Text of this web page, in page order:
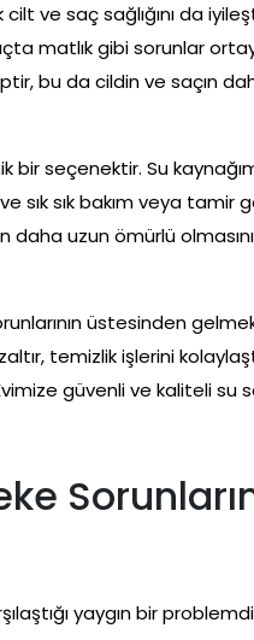
ve saç sağlığını da
matlık gibi sorunlar
bu da cildin ve saçın
bir seçenektir. Su
sık bakım veya tamir
daha uzun ömürlü
üstesinden
temizlik işlerini
güvenli ve kaliteli su
yaygın bir